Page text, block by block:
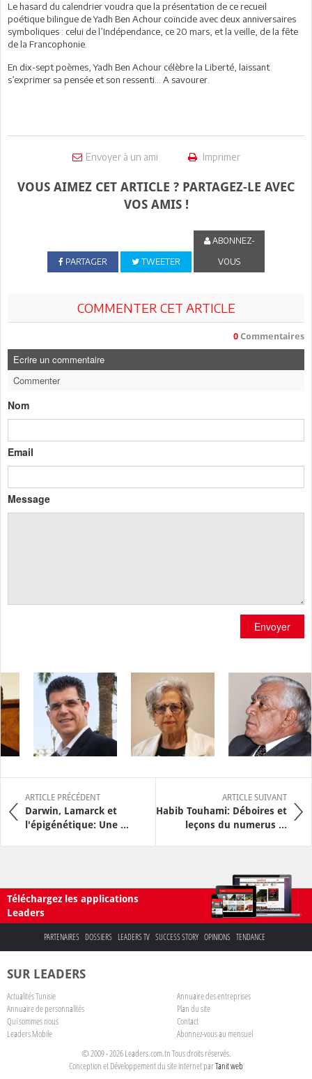
Le hasard du calendrier voudra que la présentation de ce recueil
poétique bilingue de Yadh Ben Achour coïncide avec deux anniversaires
symboliques : celui de l’Indépendance, ce 20 mars, et la veille, de la fête
de la Francophonie.
En dix-sept poèmes, Yadh Ben Achour célèbre la Liberté, laissant
s’exprimer sa pensée et son ressenti… A savourer.
Envoyer à un ami Imprimer
VOUS AIMEZ CET ARTICLE ? PARTAGEZ-LE AVEC
VOS AMIS !
PARTAGER TWEETER
ABONNEZ-
VOUS
COMMENTER CET ARTICLE
0 Commentaires
Ecrire un commentaire
Commenter
Nom
Email
Message
Envoyer
ARTICLE PRÉCÉDENT
Darwin, Lamarck et
l'épigénétique: Une ...
ARTICLE SUIVANT
Habib Touhami: Déboires et
leçons du numerus ...
Téléchargez les applications
Leaders
PARTENAIRES DOSSIERS LEADERS TV SUCCESS STORY OPINIONS TENDANCE
SUR LEADERS
Actualités Tunisie
Annuaire des entreprises
Annuaire de personnalités
Plan du site
Qui sommes nous
Contact
Leaders Mobile
Abonnez-vous au mensuel
© 2009 - 2026 Leaders.com.tn Tous droits réservés.
Conception et Développement du site internet parTanit web